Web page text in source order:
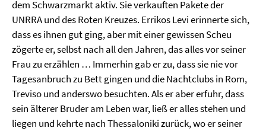
dem Schwarzmarkt aktiv. Sie verkauften Pakete der
UNRRA und des Roten Kreuzes. Errikos Levi erinnerte sich,
dass es ihnen gut ging, aber mit einer gewissen Scheu
zögerte er, selbst nach all den Jahren, das alles vor seiner
Frau zu erzählen … Immerhin gab er zu, dass sie nie vor
Tagesanbruch zu Bett gingen und die Nachtclubs in Rom,
Treviso und anderswo besuchten. Als er aber erfuhr, dass
sein älterer Bruder am Leben war, ließ er alles stehen und
liegen und kehrte nach Thessaloniki zurück, wo er seiner